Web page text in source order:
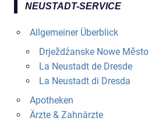
NEUSTADT-SERVICE
Allgemeiner Überblick
Drježdźanske Nowe Město
La Neustadt de Dresde
La Neustadt di Dresda
Apotheken
Ärzte & Zahnärzte